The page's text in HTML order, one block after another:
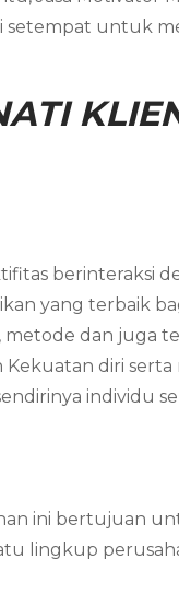
setempat untuk
berinteraksi
yang terbaik
dan juga
diri serta
individu
ini bertujuan
lingkup